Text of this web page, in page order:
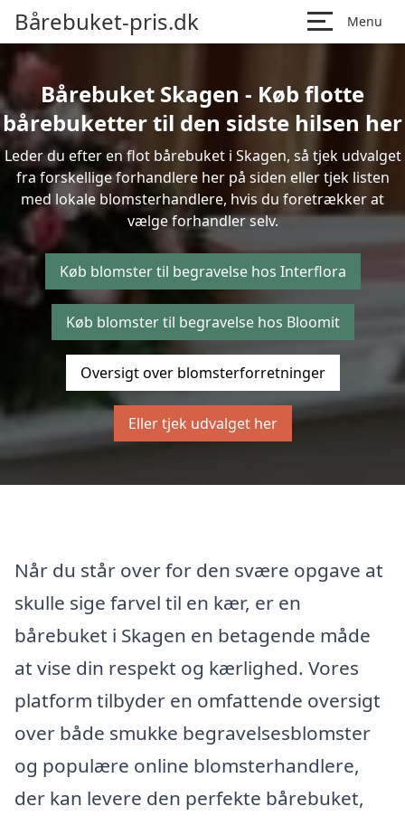
Bårebuket-pris.dk Menu
Bårebuket Skagen - Køb flotte
bårebuketter til den sidste hilsen her
Leder du efter en flot bårebuket i Skagen, så tjek udvalget
fra forskellige forhandlere her på siden eller tjek listen
med lokale blomsterhandlere, hvis du foretrækker at
vælge forhandler selv.
Køb blomster til begravelse hos Interflora
Køb blomster til begravelse hos Bloomit
Oversigt over blomsterforretninger
Eller tjek udvalget her
Når du står over for den svære opgave at
skulle sige farvel til en kær, er en
bårebuket i Skagen en betagende måde
at vise din respekt og kærlighed. Vores
platform tilbyder en omfattende oversigt
over både smukke begravelsesblomster
og populære online blomsterhandlere,
der kan levere den perfekte bårebuket,